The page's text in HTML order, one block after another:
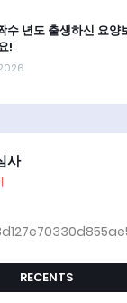
수 년도 출생하신 요양
!
사
RECENTS